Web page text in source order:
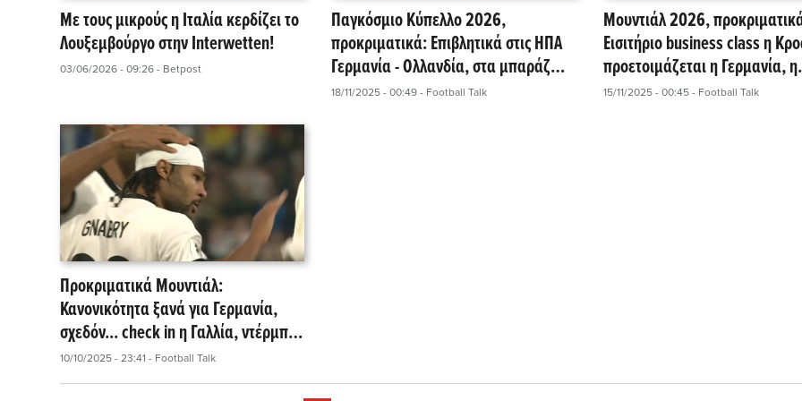
Με τους μικρούς η Ιταλία κερδίζει το
Λουξεμβούργο στην Interwetten!
03/06/2026 - 09:26 - Betpost
Παγκόσμιο Κύπελλο 2026,
προκριματικά: Επιβλητικά στις ΗΠΑ
Γερμανία - Ολλανδία, στα μπαράζ
Πολωνία - Τσεχία!
18/11/2025 - 00:49 - Football Talk
Μουντιάλ 2026,
Εισιτήριο business class η
προετοιμάζεται η Γερμανία, η
Πολωνία αντέχει στην κούρσα!
15/11/2025 - 00:45- Football Talk
Προκριματικά Μουντιάλ:
Κανονικότητα ξανά για Γερμανία,
σχεδόν... check in η Γαλλία, ντέρμπι
για τρεις στον 10ο όμιλο!
10/10/2025 - 23:41 - Football Talk